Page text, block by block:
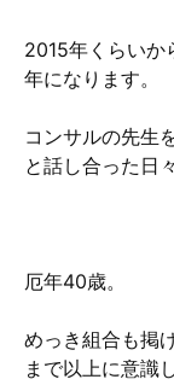
2015年くらいか
年になります。
コンサルの先生
と話し合った日
厄年40歳。
めっき組合も掲
まで以上に意識